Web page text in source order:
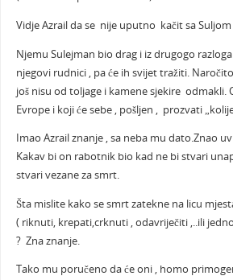
Vidje Azrail da se nije uputno kačit sa Suljom
Njemu Sulejman bio drag i iz drugogo
njegovi rudnici , pa će ih svijet tražiti.
još nisu od toljage i kamene sjekire odmakli.
Evrope i koji će sebe , pošljen , prozvati
Imao Azrail znanje , sa neba mu dato.Znao
Kakav bi on rabotnik bio kad ne bi stvari
stvari vezane za smrt.
Šta mislite kako se smrt zatekne na licu
( riknuti, krepati,crknuti , odavriječiti ,..ili
? Zna znanje.
Tako mu poručeno da će oni , homo